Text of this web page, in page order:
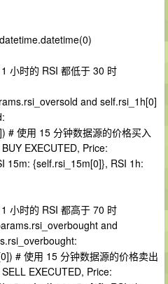
小时的 RSI 都低于 30 时
and self.rsi_1h[0]
# 使用 15 分钟数据源的价格买入
EXECUTED, Price:
15m: {self.rsi_15m[0]}, RSI 1h:
小时的 RSI 都高于 70 时
and
# 使用 15 分钟数据源的价格卖出
EXECUTED, Price: